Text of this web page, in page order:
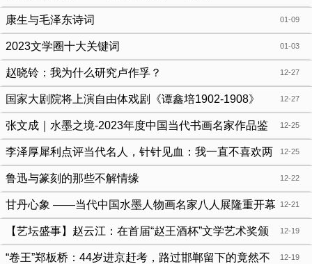
01-09
康生与毛泽东诗词
01-03
2023文学圈十大关键词
12-27
赵晓铃：我为什么研究卢作孚？
12-27
国家大剧院将上演自由体戏剧《谭鑫培1902-1908》
12-25
张文成｜水墨之境-2023年度中国当代书画名家作品鉴
赏 12-25
李泽厚犀利点评当代名人，针针见血：我一直不喜欢两
个人 12-22
鲁迅与篆刻的那些不解情缘
12-21
甘丹心象 ——当代中国水墨人物画名家八人展隆重开幕
12-19
【艺坛盛事】赵云江：在首届“赵王酒杯”文学艺术奖颁
奖典礼上的讲话 12-19
“卷王”郑板桥：44岁进京赶考，路过邯郸留下的竟然不